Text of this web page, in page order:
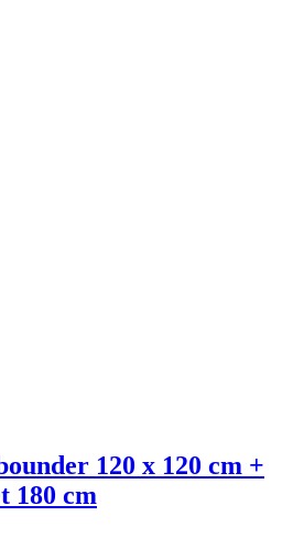
120 x 120 cm +
180 cm